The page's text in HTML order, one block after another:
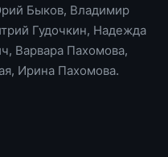
Быков, Владимир
Гудочкин, Надежда
Варвара Пахомова,
Ирина Пахомова.